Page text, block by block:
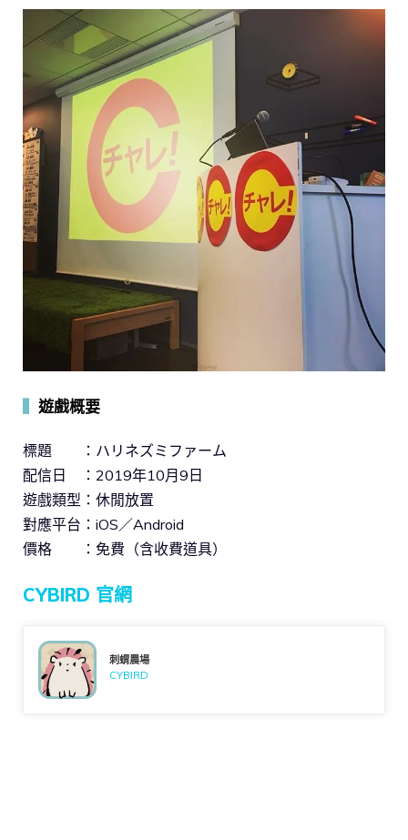
遊戲概要
標題 ：ハリネズミファーム
配信日 ：2019年10月9日
遊戲類型：休閒放置
對應平台：iOS／Android
價格 ：免費（含收費道具）
CYBIRD 官網
刺蝟農場
CYBIRD